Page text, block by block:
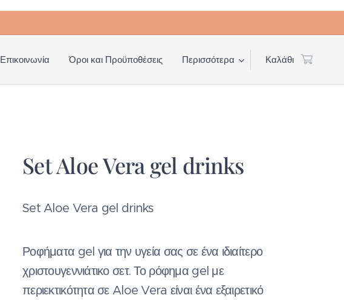
Επικοινωνία Όροι και Προϋποθέσεις Περισσότερα Καλάθι
Set Aloe Vera gel drinks
Set Aloe Vera gel drinks
Ροφήματα gel για την υγεία σας σε ένα ιδιαίτερο
χριστουγεννιάτικο σετ. Το ρόφημα gel με
περιεκτικότητα σε Aloe Vera είναι ένα εξαιρετικό